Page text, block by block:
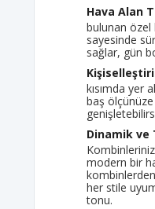
Hava Alan
bulunan özel
sayesinde
sağlar, gün
kısımda yer
baş
Dinamik ve
modern bir
her stile
tonu.